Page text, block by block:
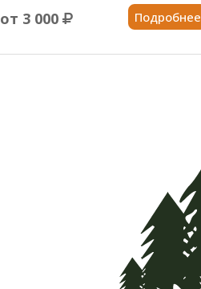
от 3 000 Подробнее